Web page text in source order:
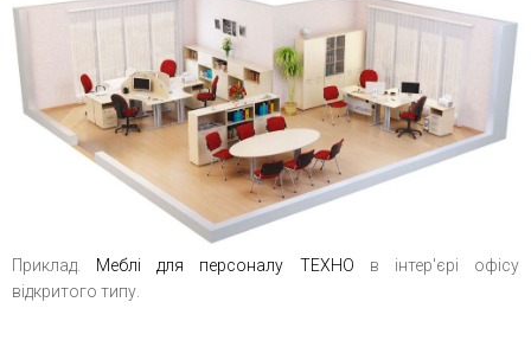
Приклад. Меблі для персоналу ТЕХНО в інтер'єрі офісу
відкритого типу.